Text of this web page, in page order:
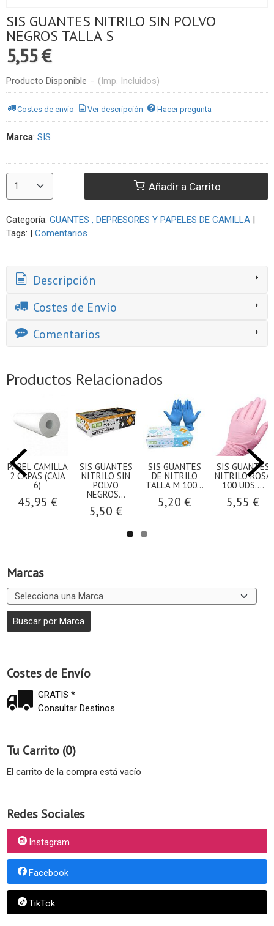
Marcas
Costes de Envío
GRATIS *
Consultar Destinos
Tu Carrito (0)
El carrito de la compra está vacío
Redes Sociales
Instagram
Facebook
TikTok
SIS GUANTES NITRILO SIN POLVO
NEGROS TALLA S
5,55 €
Producto Disponible - (Imp. Incluidos)
Costes de envío Ver descripción Hacer pregunta
Marca: SIS
Añadir a Carrito
Categoría: GUANTES , DEPRESORES Y PAPELES DE CAMILLA |
Tags: | Comentarios
Descripción
Costes de Envío
Comentarios
Productos Relacionados
PAPEL CAMILLA
2 CAPAS (CAJA
6)
45,95 €
SIS GUANTES
NITRILO SIN
POLVO
NEGROS...
5,50 €
SIS GUANTES
DE NITRILO
TALLA M 100...
5,20 €
SIS GUANTES
NITRILO ROSA
100 UDS....
5,55 €